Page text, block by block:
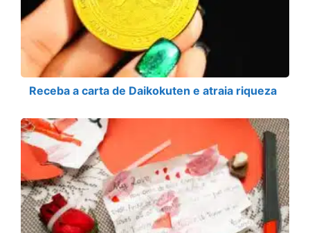
Receba a carta de Daikokuten e atraia riqueza